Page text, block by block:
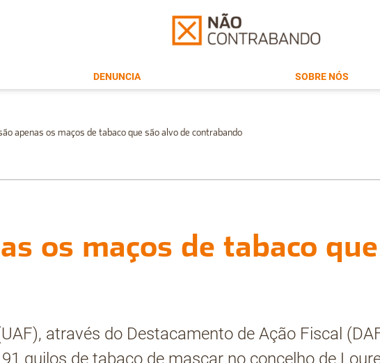
DENUNCIA SOBRE NÓS
apenas os maços de tabaco que são alvo de contrabando
os maços de tabaco
através do Destacamento de Ação Fiscal
quilos de tabaco de mascar no concelho de